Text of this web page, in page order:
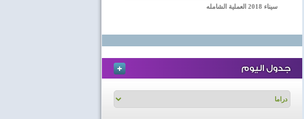
سيناء 2018 العملية الشامله
جدول اليوم